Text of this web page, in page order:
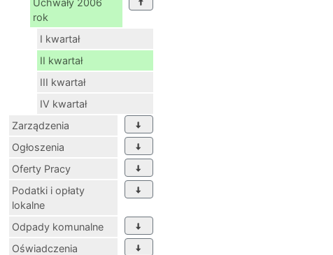
rok
I kwartał
II kwartał
III kwartał
IV kwartał
Zarządzenia
Ogłoszenia
Oferty Pracy
Podatki i opłaty
lokalne
Odpady komunalne
Oświadczenia